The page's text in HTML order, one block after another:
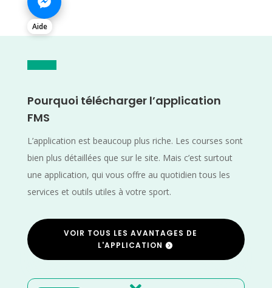
Aide
Pourquoi télécharger l’application
FMS
L’application est beaucoup plus riche. Les courses sont
bien plus détaillées que sur le site. Mais c’est surtout
une application, qui vous offre au quotidien tous les
services et outils utiles à votre sport.
VOIR TOUS LES AVANTAGES DE
L'APPLICATION